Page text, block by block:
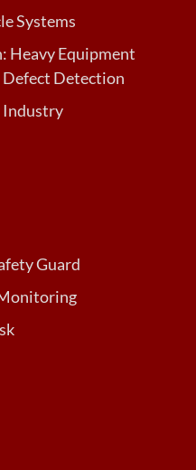
Systems
Heavy Equipment
Detection
Industry
Guard